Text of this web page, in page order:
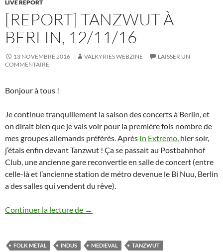
LIVE REPORT
[REPORT] TANZWUT À
BERLIN, 12/11/16
13 NOVEMBRE 2016 VALKYRIES WEBZINE
LAISSER UN
COMMENTAIRE
Bonjour à tous !
Je continue tranquillement la saison des concerts à Berlin, et
on dirait bien que je vais voir pour la première fois nombre de
mes groupes allemands préférés. Après In Extremo, hier soir,
j’étais enfin devant Tanzwut ! Ça se passait au Postbahnhof
Club, une ancienne gare reconvertie en salle de concert (entre
celle-là et l’ancienne station de métro devenue le Bi Nuu, Berlin
a des salles qui vendent du rêve).
Continuer la lecture de [Report] Tanzwut à Berlin, 12/11/16
→
FOLK METAL INDUS MEDIEVAL TANZWUT